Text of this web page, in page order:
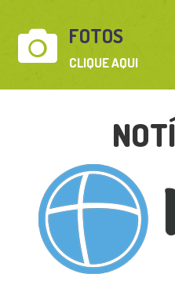
 FOTOS
CLIQUE AQUI